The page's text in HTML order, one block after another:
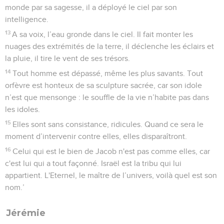
monde par sa sagesse, il a déployé le ciel par son
intelligence.
13 A sa voix, l’eau gronde dans le ciel. Il fait monter les
nuages des extrémités de la terre, il déclenche les éclairs et
la pluie, il tire le vent de ses trésors.
14 Tout homme est dépassé, même les plus savants. Tout
orfèvre est honteux de sa sculpture sacrée, car son idole
n’est que mensonge : le souffle de la vie n’habite pas dans
les idoles.
15 Elles sont sans consistance, ridicules. Quand ce sera le
moment d’intervenir contre elles, elles disparaîtront.
16 Celui qui est le bien de Jacob n'est pas comme elles, car
c'est lui qui a tout façonné. Israël est la tribu qui lui
appartient. L'Eternel, le maître de l’univers, voilà quel est son
nom.’
Jérémie